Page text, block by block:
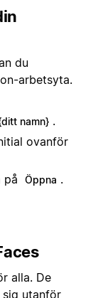
du
arbetsyta.
namn} .
ovanför
på
Öppna .
alla. De
sig utanför